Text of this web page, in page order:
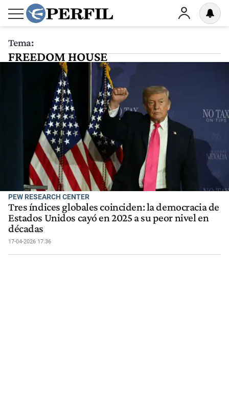
Tema:
FREEDOM HOUSE
PEW RESEARCH CENTER
Tres índices globales coinciden: la democracia de
Estados Unidos cayó en 2025 a su peor nivel en
décadas
17-04-2026 17:36